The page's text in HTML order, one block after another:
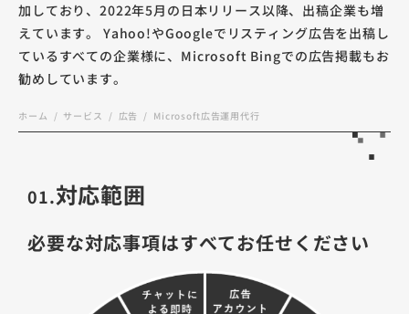
加しており、2022年5月の日本リリース以降、出稿企業も増
えています。 Yahoo!やGoogleでリスティング広告を出稿し
ているすべての企業様に、Microsoft Bingでの広告掲載もお
勧めしています。
ホーム サービス 広告 Microsoft広告運用代行
01.対応範囲
必要な対応事項はすべてお任せください